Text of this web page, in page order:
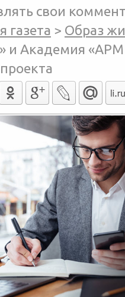
свои
газета > Образ
и Академия